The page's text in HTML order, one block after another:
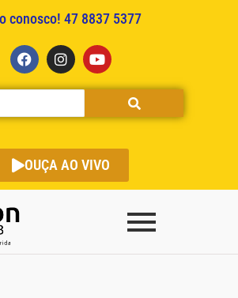
conosco! 47 8837 5377
OUÇA AO VIVO